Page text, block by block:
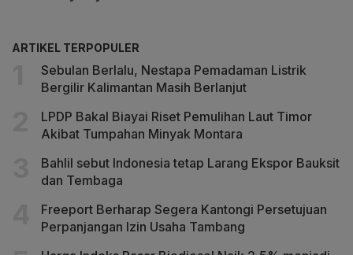
ARTIKEL TERPOPULER
Sebulan Berlalu, Nestapa Pemadaman Listrik
Bergilir Kalimantan Masih Berlanjut
LPDP Bakal Biayai Riset Pemulihan Laut Timor
Akibat Tumpahan Minyak Montara
Bahlil sebut Indonesia tetap Larang Ekspor Bauksit
dan Tembaga
Freeport Berharap Segera Kantongi Persetujuan
Perpanjangan Izin Usaha Tambang